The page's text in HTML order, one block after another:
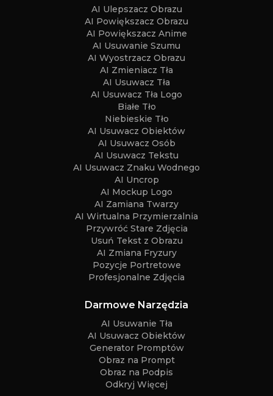
AI Ulepszacz Obrazu
AI Powiększacz Obrazu
AI Powiększacz Anime
AI Usuwanie Szumu
AI Wyostrzacz Obrazu
AI Zmieniacz Tła
AI Usuwacz Tła
AI Usuwacz Tła Logo
Białe Tło
Niebieskie Tło
AI Usuwacz Obiektów
AI Usuwacz Osób
AI Usuwacz Tekstu
AI Usuwacz Znaku Wodnego
AI Uncrop
AI Mockup Logo
AI Zamiana Twarzy
AI Wirtualna Przymierzalnia
Przywróć Stare Zdjęcia
Usuń Tekst z Obrazu
AI Zmiana Fryzury
Pozycje Portretowe
Profesjonalne Zdjęcia
Darmowe Narzędzia
AI Usuwanie Tła
AI Usuwacz Obiektów
Generator Promptów
Obraz na Prompt
Obraz na Podpis
Odkryj Więcej